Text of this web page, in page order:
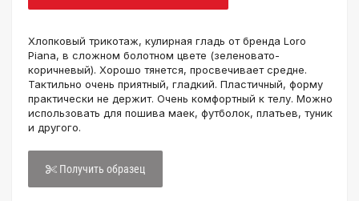
Хлопковый трикотаж, кулирная гладь от бренда Loro
Piana, в сложном болотном цвете (зеленовато-
коричневый). Хорошо тянется, просвечивает средне.
Тактильно очень приятный, гладкий. Пластичный, форму
практически не держит. Очень комфортный к телу. Можно
использовать для пошива маек, футболок, платьев, туник
и другого.
Получить образец